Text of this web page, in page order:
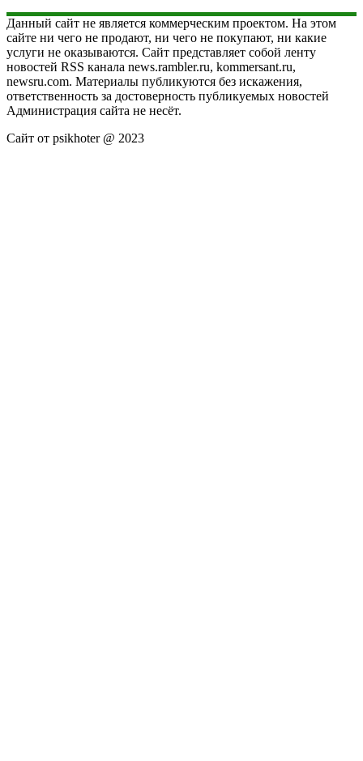
Данный сайт не является коммерческим проектом. На этом
сайте ни чего не продают, ни чего не покупают, ни какие
услуги не оказываются. Сайт представляет собой ленту
новостей RSS канала news.rambler.ru, kommersant.ru,
newsru.com. Материалы публикуются без искажения,
ответственность за достоверность публикуемых новостей
Администрация сайта не несёт.
Сайт от psikhoter @ 2023